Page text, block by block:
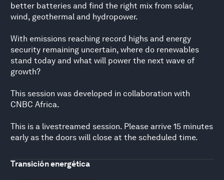
better batteries and find the right mix from solar,
wind, geothermal and hydropower.
With emissions reaching record highs and energy
security remaining uncertain, where do renewables
stand today and what will power the next wave of
growth?
This session was developed in collaboration with
CNBC Africa.
This is a livestreamed session. Please arrive 15 minutes
early as the doors will close at the scheduled time.
Transición energética